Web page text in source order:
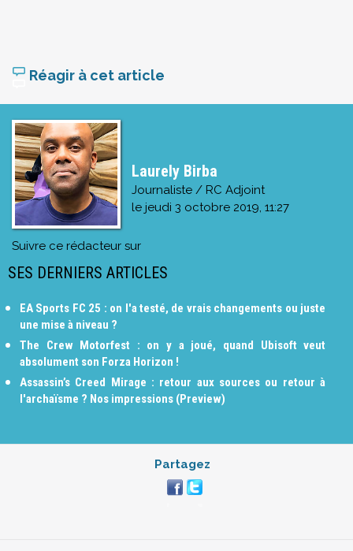
Réagir à cet article
Laurely Birba
Journaliste / RC Adjoint
le jeudi 3 octobre 2019, 11:27
Suivre ce rédacteur sur
SES DERNIERS ARTICLES
EA Sports FC 25 : on l'a testé, de vrais changements ou juste
une mise à niveau ?
The Crew Motorfest : on y a joué, quand Ubisoft veut
absolument son Forza Horizon !
Assassin’s Creed Mirage : retour aux sources ou retour à
l'archaïsme ? Nos impressions (Preview)
Partagez